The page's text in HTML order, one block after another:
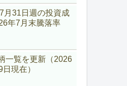
月31日週の投資成
年7月末騰落率
一覧を更新（2026
現在）